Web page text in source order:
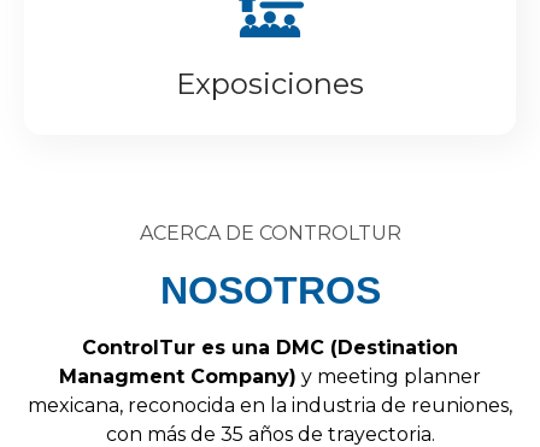
Exposiciones
ACERCA DE CONTROLTUR
NOSOTROS
ControlTur es una DMC (Destination
Managment Company) y meeting planner
mexicana, reconocida en la industria de reuniones,
con más de 35 años de trayectoria.